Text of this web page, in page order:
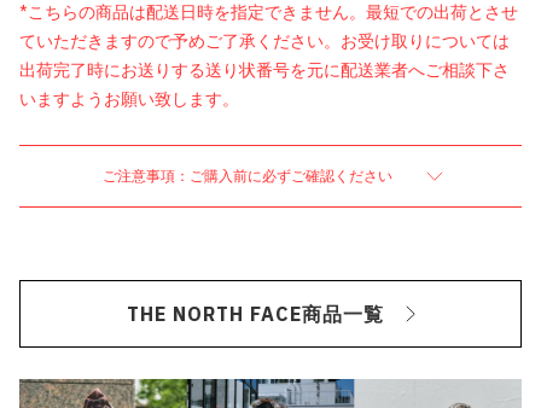
*こちらの商品は配送日時を指定できません。最短での出荷とさせ
ていただきますので予めご了承ください。お受け取りについては
出荷完了時にお送りする送り状番号を元に配送業者へご相談下さ
いますようお願い致します。
ご注意事項：ご購入前に必ずご確認ください
THE NORTH FACE商品一覧